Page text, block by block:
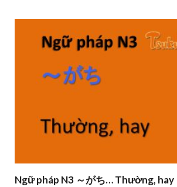
Ngữ pháp N3 ～がち… Thường, hay